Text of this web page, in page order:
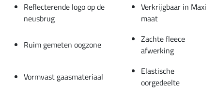
Reflecterende logo op de
neusbrug
Verkrijgbaar in Maxi
maat
Ruim gemeten oogzone
Zachte fleece
afwerking
Vormvast gaasmateriaal
Elastische
oorgedeelte